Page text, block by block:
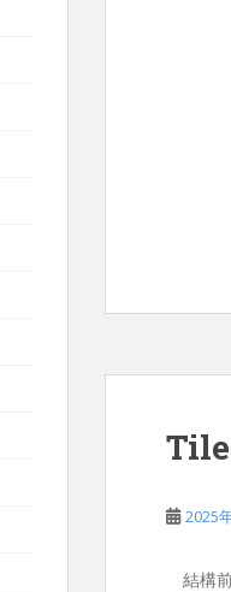
2025
結構